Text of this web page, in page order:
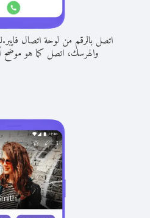
اتصل بالرقم من لوحة اتصال فايبر.
والهرسك، اتصل كما هو موضح